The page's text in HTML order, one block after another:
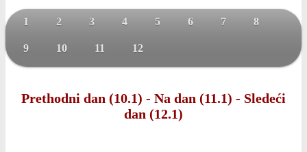
1 2 3 4 5 6 7 8
9 10 11 12
Prethodni dan (10.1) - Na dan (11.1) - Sledeći
dan (12.1)